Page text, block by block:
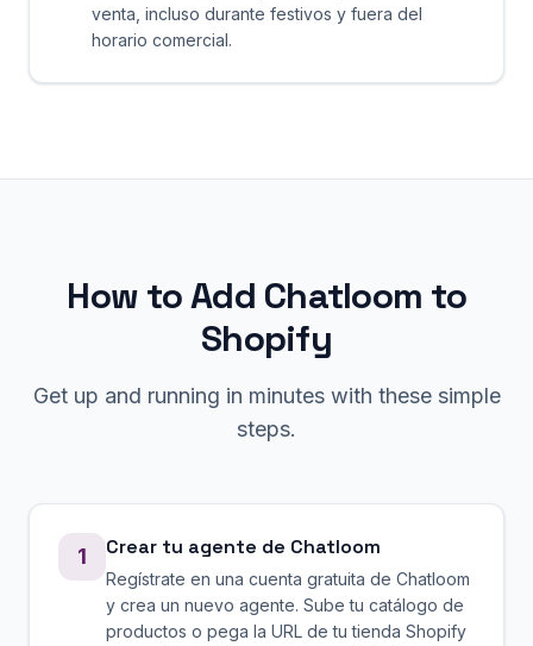
venta, incluso durante festivos y fuera del
horario comercial.
How to Add Chatloom to
Shopify
Get up and running in minutes with these simple
steps.
1 Crear tu agente de Chatloom
Regístrate en una cuenta gratuita de Chatloom
y crea un nuevo agente. Sube tu catálogo de
productos o pega la URL de tu tienda Shopify